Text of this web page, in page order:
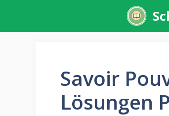
springen
Savoir
Lösungen